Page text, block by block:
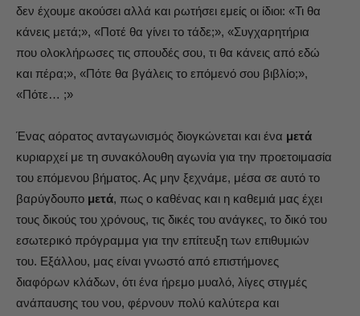
δεν έχουμε ακούσει αλλά και ρωτήσει εμείς οι ίδιοι: «Τι θα
κάνεις μετά;», «Ποτέ θα γίνει το τάδε;», «Συγχαρητήρια
που ολοκλήρωσες τις σπουδές σου, τι θα κάνεις από εδώ
και πέρα;», «Πότε θα βγάλεις το επόμενό σου βιβλίο;»,
«Πότε… ;»
Ένας αόρατος ανταγωνισμός διογκώνεται και ένα μετά
κυριαρχεί με τη συνακόλουθη αγωνία για την προετοιμασία
του επόμενου βήματος. Ας μην ξεχνάμε, μέσα σε αυτό το
βαρύγδουπο μετά, πως ο καθένας και η καθεμιά μας έχει
τους δικούς του χρόνους, τις δικές του ανάγκες, το δικό του
εσωτερικό πρόγραμμα για την επίτευξη των επιθυμιών
του. Εξάλλου, μας είναι γνωστό από επιστήμονες
διαφόρων κλάδων, ότι ένα ήρεμο μυαλό, λίγες στιγμές
ανάπαυσης του νου, φέρνουν πολύ καλύτερα και